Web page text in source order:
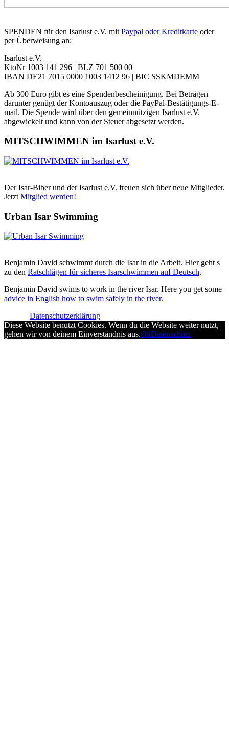
SPENDEN für den Isarlust e.V. mit Paypal oder Kreditkarte oder
per Überweisung an:
Isarlust e.V.
KtoNr 1003 141 296 | BLZ 701 500 00
IBAN DE21 7015 0000 1003 1412 96 | BIC SSKMDEMM
Ab 300 Euro gibt es eine Spendenbescheinigung. Bei Beträgen
darunter genügt der Kontoauszug oder die PayPal-Bestätigungs-E-
mail. Die Spende wird über den gemeinnützigen Isarlust e.V.
abgewickelt und kann von der Steuer abgesetzt werden.
MITSCHWIMMEN im Isarlust e.V.
Der Isar-Biber und der Isarlust e.V. freuen sich über neue Mitglieder.
Jetzt Mitglied werden!
Urban Isar Swimming
Benjamin David schwimmt durch die Isar in die Arbeit. Hier geht s
zu den Ratschlägen für sicheres Isarschwimmen auf Deutsch.
Benjamin David swims to work in the river Isar. Here you get some
advice in English how to swim safely in the river.
Datenschutzerklärung
Diese Website benutzt Cookies. Wenn du die Website weiter nutzt,
gehen wir von deinem Einverständnis aus.OkDatenschutz